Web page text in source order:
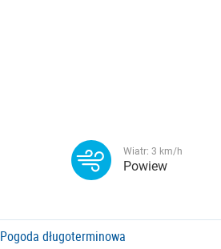
Wiatr: 3 km/h
Powiew
Pogoda długoterminowa